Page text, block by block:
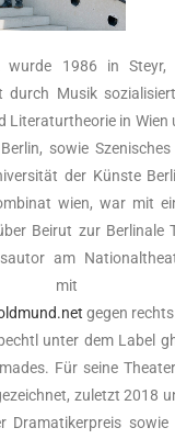
wur­de 1986 in Steyr,
durch Musik
Lite­ra­tur­theo­rie in Wien
sowie
der Küns­te
wien, war mit
Bei­rut zur Ber­li­na­le
am
mit
gegen
unter dem Label
Für sei­ne
zuletzt 2018
Dra­ma­ti­ker­preis